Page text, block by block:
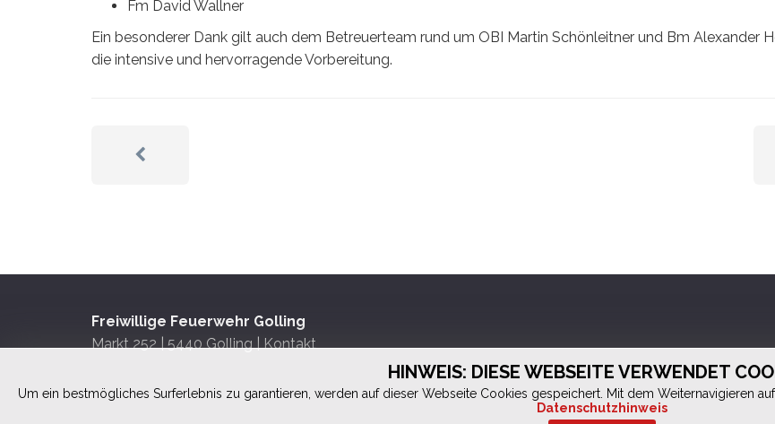
Fm David Wallner
Ein besonderer Dank gilt auch dem Betreuerteam rund um OBI Martin Schönleitner und Bm Alexander
die intensive und hervorragende Vorbereitung.
HINWEIS: DIESE WEBSEITE VERWENDET
Um ein bestmögliches Surferlebnis zu garantieren, werden auf dieser Webseite Cookies gespeichert. Mit dem Weiternavigieren
Datenschutzhinweis
Freiwillige Feuerwehr Golling
Markt 252 | 5440 Golling |Kontakt